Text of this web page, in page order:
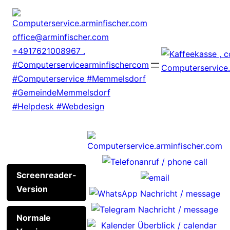
Zum
Inhalt
springen
Screenreader-
Version
Normale